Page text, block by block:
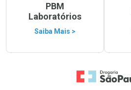
PBM
Laboratórios
Saiba Mais >
Ir para a Home